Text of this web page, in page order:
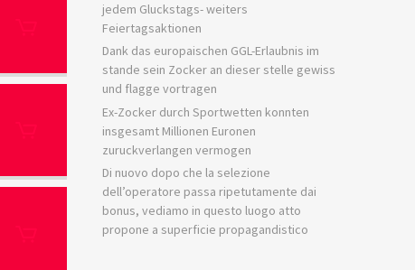
jedem Gluckstags- weiters
Feiertagsaktionen
Dank das europaischen GGL-Erlaubnis im
stande sein Zocker an dieser stelle gewiss
und flagge vortragen
Ex-Zocker durch Sportwetten konnten
insgesamt Millionen Euronen
zuruckverlangen vermogen
Di nuovo dopo che la selezione
dell’operatore passa ripetutamente dai
bonus, vediamo in questo luogo atto
propone a superficie propagandistico